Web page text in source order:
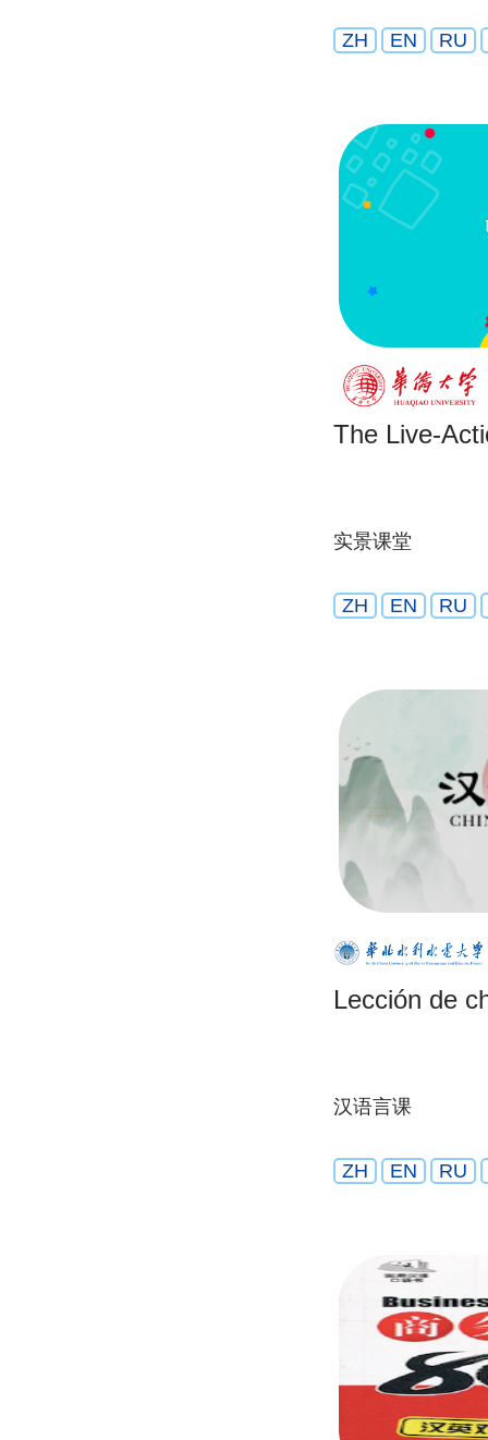
ZH EN RU
The Live-
实景课堂
ZH EN RU
Lección de
汉语言课
ZH EN RU